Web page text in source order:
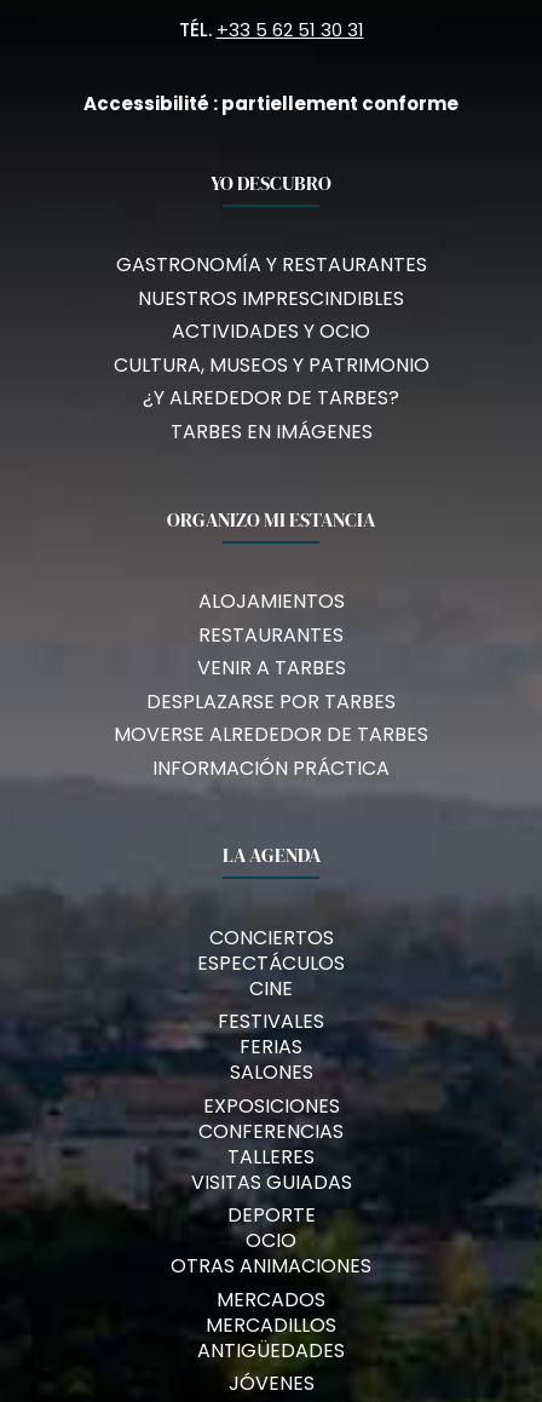
TÉL. +33 5 62 51 30 31
Accessibilité : partiellement conforme
YO DESCUBRO
GASTRONOMÍA Y RESTAURANTES
NUESTROS IMPRESCINDIBLES
ACTIVIDADES Y OCIO
CULTURA, MUSEOS Y PATRIMONIO
¿Y ALREDEDOR DE TARBES?
TARBES EN IMÁGENES
ORGANIZO MI ESTANCIA
ALOJAMIENTOS
RESTAURANTES
VENIR A TARBES
DESPLAZARSE POR TARBES
MOVERSE ALREDEDOR DE TARBES
INFORMACIÓN PRÁCTICA
LA AGENDA
CONCIERTOS
ESPECTÁCULOS
CINE
FESTIVALES
FERIAS
SALONES
EXPOSICIONES
CONFERENCIAS
TALLERES
VISITAS GUIADAS
DEPORTE
OCIO
OTRAS ANIMACIONES
MERCADOS
MERCADILLOS
ANTIGÜEDADES
JÓVENES